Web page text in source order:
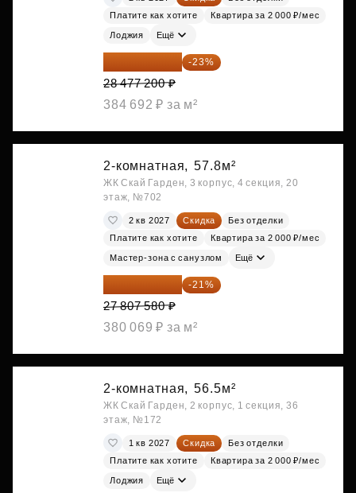
Платите как хотите
Квартира за 2 000 ₽/мес
Лоджия Ещё
21 927 444 ₽ -23%
28 477 200 ₽
384 692 ₽ за м²
2-комнатная, 57.8м²
ЖК Скай Гарден, 3 корпус, 4 секция, 20
этаж, №702
2 кв 2027 Скидка
Без отделки
Платите как хотите
Квартира за 2 000 ₽/мес
Мастер-зона с санузлом Ещё
21 967 988 ₽ -21%
27 807 580 ₽
380 069 ₽ за м²
2-комнатная, 56.5м²
ЖК Скай Гарден, 2 корпус, 1 секция, 36
этаж, №172
1 кв 2027 Скидка
Без отделки
Платите как хотите
Квартира за 2 000 ₽/мес
Лоджия Ещё